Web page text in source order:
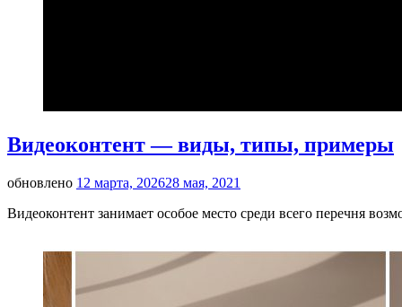
Видеоконтент — виды, типы, примеры
обновлено 12 марта, 202628 мая, 2021
Видеоконтент занимает особое место среди всего перечня